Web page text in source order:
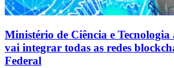
Ministério de Ciência e
vai integrar todas as redes
Federal